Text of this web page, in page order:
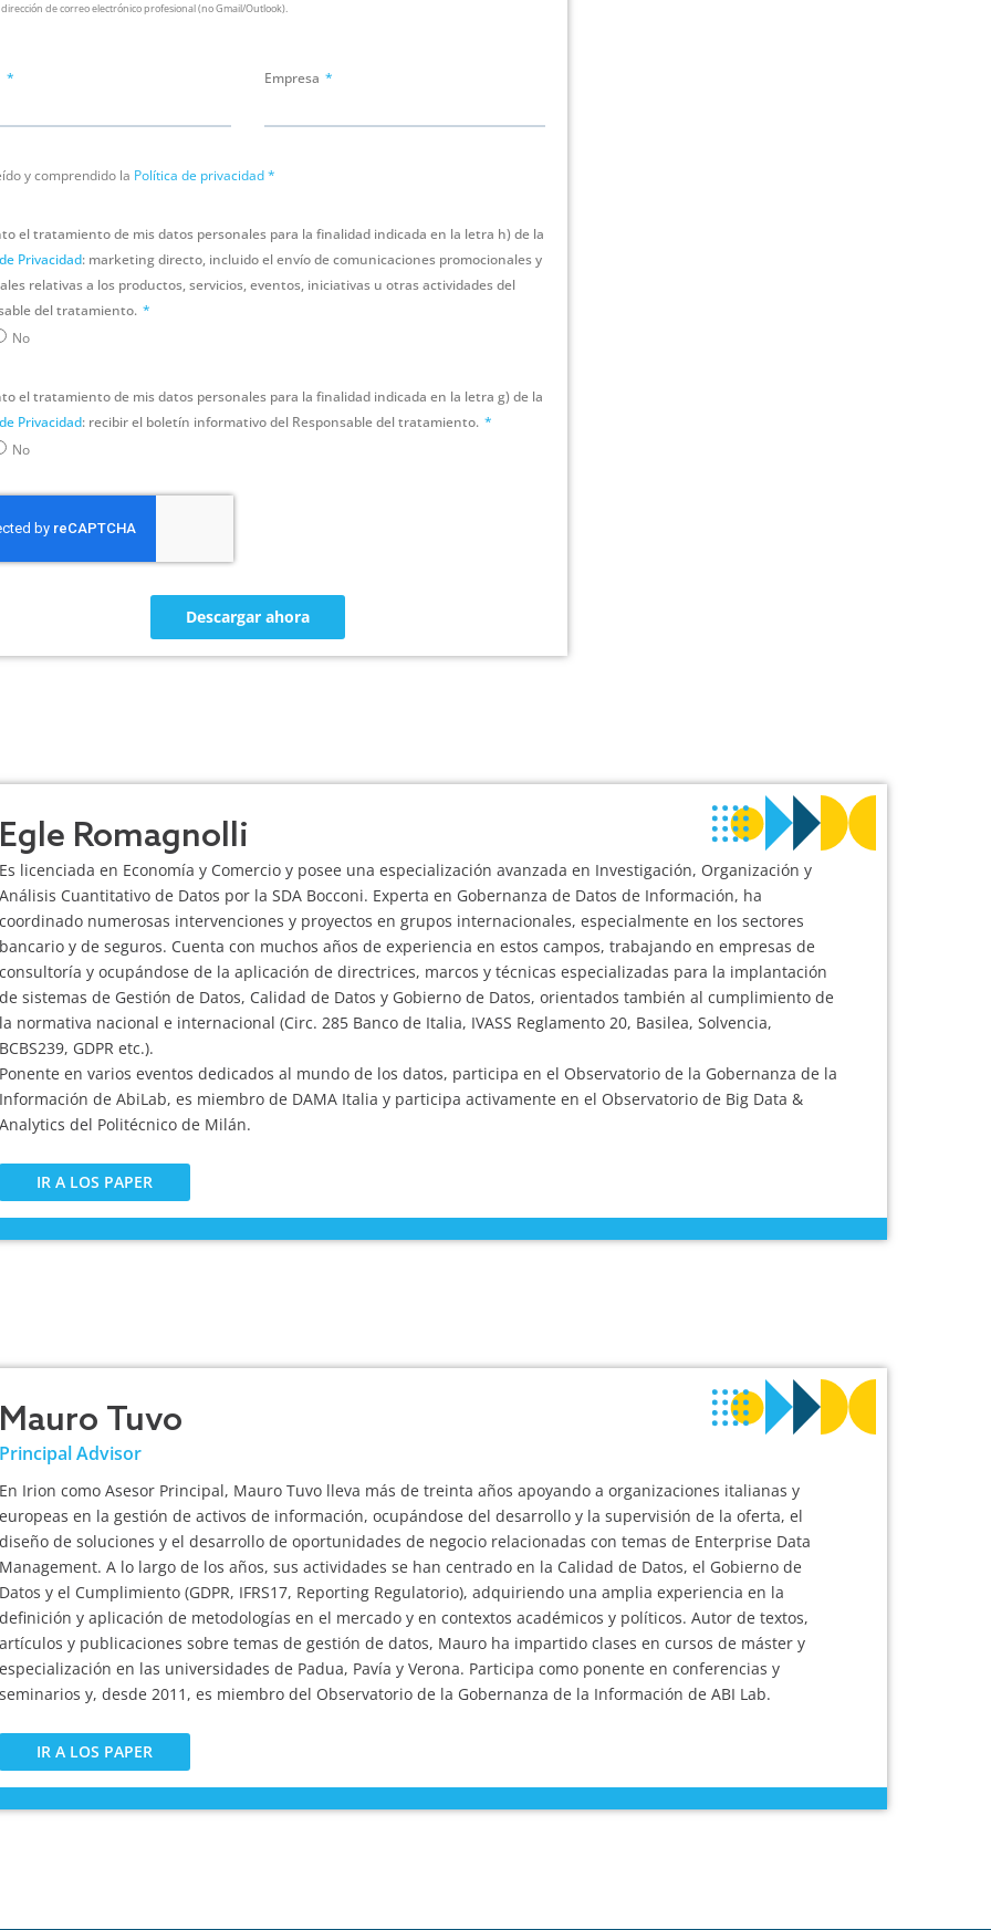
de correo electrónico profesional (no Gmail/Outlook).
Empresa
y comprendido la Política de privacidad*
el tratamiento de mis datos personales para la finalidad indicada en la letra h) de la
Privacidad: marketing directo, incluido el envío de comunicaciones promocionales y
relativas a los productos, servicios, eventos, iniciativas u otras actividades del
del tratamiento.
No
el tratamiento de mis datos personales para la finalidad indicada en la letra g) de la
Privacidad: recibir el boletín informativo del Responsable del tratamiento.
No
Descargar ahora
Egle Romagnolli
Es licenciada en Economía y Comercio y posee una especialización avanzada en Investigación, Organización y
Análisis Cuantitativo de Datos por la SDA Bocconi. Experta en Gobernanza de Datos de Información, ha
coordinado numerosas intervenciones y proyectos en grupos internacionales, especialmente en los sectores
bancario y de seguros. Cuenta con muchos años de experiencia en estos campos, trabajando en empresas de
consultoría y ocupándose de la aplicación de directrices, marcos y técnicas especializadas para la implantación
de sistemas de Gestión de Datos, Calidad de Datos y Gobierno de Datos, orientados también al cumplimiento de
la normativa nacional e internacional (Circ. 285 Banco de Italia, IVASS Reglamento 20, Basilea, Solvencia,
BCBS239, GDPR etc.).
Ponente en varios eventos dedicados al mundo de los datos, participa en el Observatorio de la Gobernanza de la
Información de AbiLab, es miembro de DAMA Italia y participa activamente en el Observatorio de Big Data &
Analytics del Politécnico de Milán.
IR A LOS PAPER
Mauro Tuvo
Principal Advisor
En Irion como Asesor Principal, Mauro Tuvo lleva más de treinta años apoyando a organizaciones italianas y
europeas en la gestión de activos de información, ocupándose del desarrollo y la supervisión de la oferta, el
diseño de soluciones y el desarrollo de oportunidades de negocio relacionadas con temas de Enterprise Data
Management. A lo largo de los años, sus actividades se han centrado en la Calidad de Datos, el Gobierno de
Datos y el Cumplimiento (GDPR, IFRS17, Reporting Regulatorio), adquiriendo una amplia experiencia en la
definición y aplicación de metodologías en el mercado y en contextos académicos y políticos. Autor de textos,
artículos y publicaciones sobre temas de gestión de datos, Mauro ha impartido clases en cursos de máster y
especialización en las universidades de Padua, Pavía y Verona. Participa como ponente en conferencias y
seminarios y, desde 2011, es miembro del Observatorio de la Gobernanza de la Información de ABI Lab.
IR A LOS PAPER